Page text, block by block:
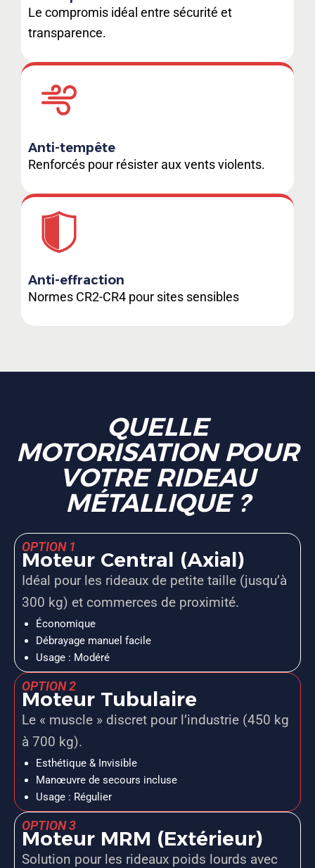
Le compromis idéal entre sécurité et
transparence.
Anti-tempête
Renforcés pour résister aux vents violents.
Anti-effraction
Normes CR2-CR4 pour sites sensibles
QUELLE
MOTORISATION POUR
VOTRE RIDEAU
MÉTALLIQUE ?
OPTION 1
Moteur Central (Axial)
Idéal pour les rideaux de petite taille (jusqu’à
300 kg) et commerces de proximité.
Économique
Débrayage manuel facile
Usage : Modéré
OPTION 2
Moteur Tubulaire
Le « muscle » discret pour l’industrie (450 kg
à 700 kg).
Esthétique & Invisible
Manœuvre de secours incluse
Usage : Régulier
OPTION 3
Moteur MRM (Extérieur)
Solution pour les rideaux poids lourds avec